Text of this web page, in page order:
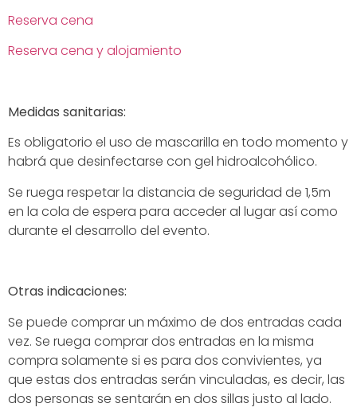
Reserva cena
Reserva cena y alojamiento
Medidas sanitarias:
Es obligatorio el uso de mascarilla en todo momento y
habrá que desinfectarse con gel hidroalcohólico.
Se ruega respetar la distancia de seguridad de 1,5m
en la cola de espera para acceder al lugar así como
durante el desarrollo del evento.
Otras indicaciones:
Se puede comprar un máximo de dos entradas cada
vez. Se ruega comprar dos entradas en la misma
compra solamente si es para dos convivientes, ya
que estas dos entradas serán vinculadas, es decir, las
dos personas se sentarán en dos sillas justo al lado.